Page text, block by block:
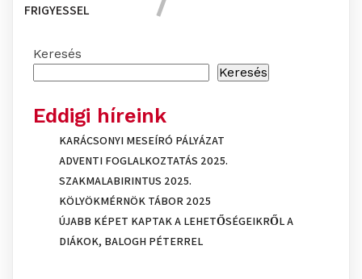
FRIGYESSEL
Keresés
Keresés
Eddigi híreink
KARÁCSONYI MESEÍRÓ PÁLYÁZAT
ADVENTI FOGLALKOZTATÁS 2025.
SZAKMALABIRINTUS 2025.
KÖLYÖKMÉRNÖK TÁBOR 2025
ÚJABB KÉPET KAPTAK A LEHETŐSÉGEIKRŐL A
DIÁKOK, BALOGH PÉTERREL